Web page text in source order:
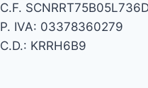
C.F.
P. IVA: 03378360279
C.D.: KRRH6B9